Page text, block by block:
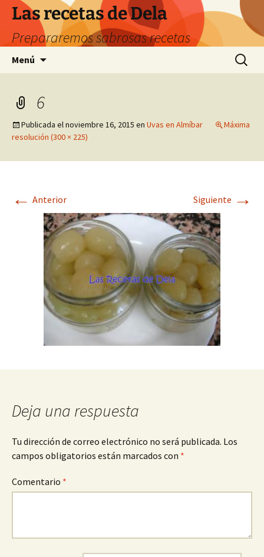
Saltar
contenido
Las recetas de Dela
Prepararemos sabrosas recetas
Menú Buscar:
6
Publicada elnoviembre 16, 2015 en Uvas en Almíbar
Máxima
resolución (300 × 225)
← Anterior Siguiente →
Deja una respuesta
Tu dirección de correo electrónico no será publicada. Los
campos obligatorios están marcados con *
Comentario *